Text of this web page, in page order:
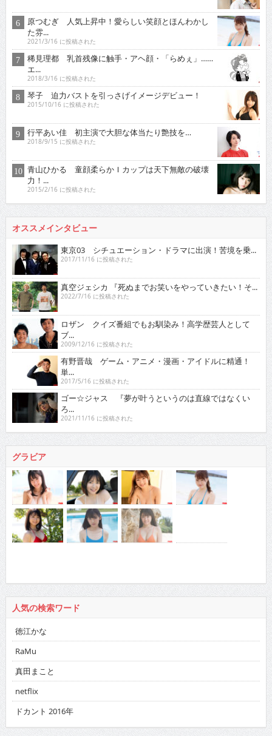
原つむぎ 人気上昇中！愛らしい笑顔とほんわかし
た雰...
2021/3/16 に投稿された
稀見理都 乳首残像に触手・アヘ顔・「らめぇ」……
エ...
2018/3/16 に投稿された
琴子 迫力バストを引っさげイメージデビュー！
2015/10/16 に投稿された
行平あい佳 初主演で大胆な体当たり艶技を…
2018/9/15 に投稿された
青山ひかる 童顔柔らかＩカップは天下無敵の破壊
力！...
2015/2/16 に投稿された
オススメインタビュー
東京03 シチュエーション・ドラマに出演！苦境を乗...
2017/11/16 に投稿された
真空ジェシカ 『死ぬまでお笑いをやっていきたい！そ...
2022/7/16 に投稿された
ロザン クイズ番組でもお馴染み！高学歴芸人として
ブ...
2009/12/16 に投稿された
有野晋哉 ゲーム・アニメ・漫画・アイドルに精通！
単...
2017/5/16 に投稿された
ゴー☆ジャス 『夢が叶うというのは直線ではなくい
ろ...
2021/11/16 に投稿された
グラビア
人気の検索ワード
徳江かな
RaMu
真田まこと
netflix
ドカント 2016年